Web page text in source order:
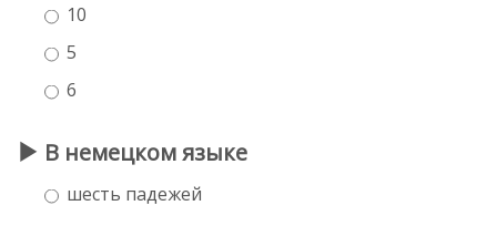
10
5
6
В немецком языке
шесть падежей